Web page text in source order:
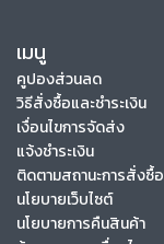
เมนู
คูปองส่วนลด
วิธีสั่งซื้อและชำระเงิน
เงื่อนไขการจัดส่ง
แจ้งชำระเงิน
ติดตามสถานะการสั่งซื้อ
นโยบายเว็บไซต์
นโยบายการคืนสินค้า